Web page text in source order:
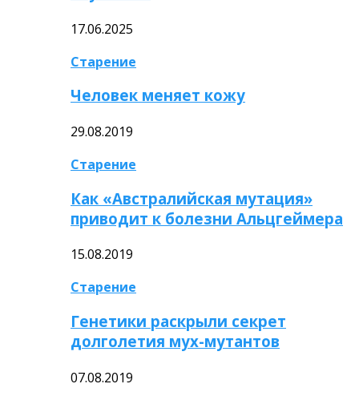
17.06.2025
Старение
Человек меняет кожу
29.08.2019
Старение
Как «Австралийская мутация»
приводит к болезни Альцгеймера
15.08.2019
Старение
Генетики раскрыли секрет
долголетия мух-мутантов
07.08.2019